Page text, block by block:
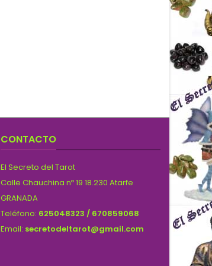
CONTACTO
El Secreto del Tarot
Calle Chauchina nº 19 18.230 Atarfe
GRANADA
Teléfono: 625048323 / 670859068
Email: secretodeltarot@gmail.com